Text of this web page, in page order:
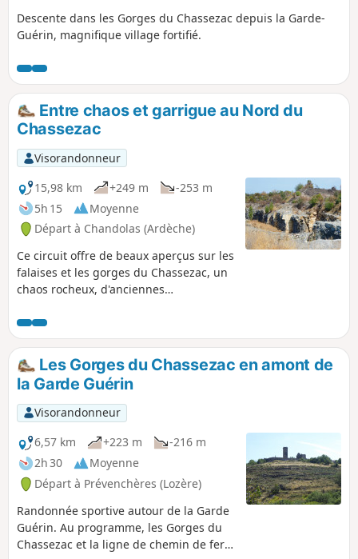
Descente dans les Gorges du Chassezac depuis la Garde-
Guérin, magnifique village fortifié.
Entre chaos et garrigue au Nord du
Chassezac
Visorandonneur
15,98 km
+249 m
-253 m
5h 15
Moyenne
Départ à Chandolas (Ardèche)
Ce circuit offre de beaux aperçus sur les
falaises et les gorges du Chassezac, un
chaos rocheux, d'anciennes
retour par un paysage de garrigue
moins poétique peut-être mais
néanmoins typique de l'Ardèche du Sud.
Les Gorges du Chassezac en amont de
la Garde Guérin
Visorandonneur
6,57 km
+223 m
-216 m
2h 30
Moyenne
Départ à Prévenchères (Lozère)
Randonnée sportive autour de la Garde
Guérin. Au programme, les Gorges du
Chassezac et la ligne de chemin de fer